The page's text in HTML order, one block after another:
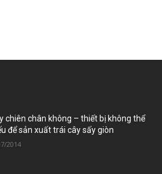
chiên chân không – thiết bị không thể
để sản xuất trái cây sấy giòn
2014